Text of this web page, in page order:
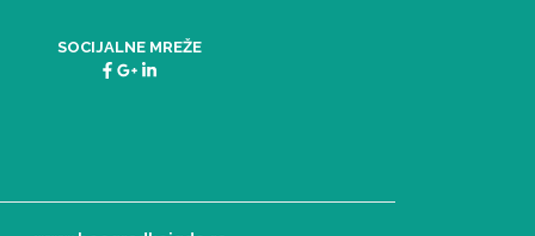
SOCIJALNE MREŽE